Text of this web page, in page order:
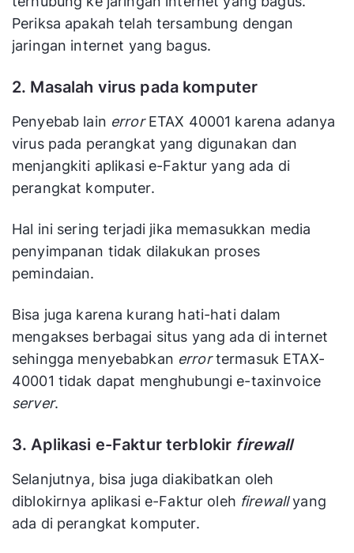
Periksa apakah telah tersambung dengan
jaringan internet yang bagus.
2. Masalah virus pada komputer
Penyebab lain errorETAX 40001 karena adanya
virus pada perangkat yang digunakan dan
menjangkiti aplikasi e-Faktur yang ada di
perangkat komputer.
Hal ini sering terjadi jika memasukkan media
penyimpanan tidak dilakukan proses
pemindaian.
Bisa juga karena kurang hati-hati dalam
mengakses berbagai situs yang ada di internet
sehingga menyebabkan errortermasuk ETAX-
40001 tidak dapat menghubungi e-taxinvoice
server.
3. Aplikasi e-Faktur terblokir firewall
Selanjutnya, bisa juga diakibatkan oleh
diblokirnya aplikasi e-Faktur oleh firewallyang
ada di perangkat komputer.